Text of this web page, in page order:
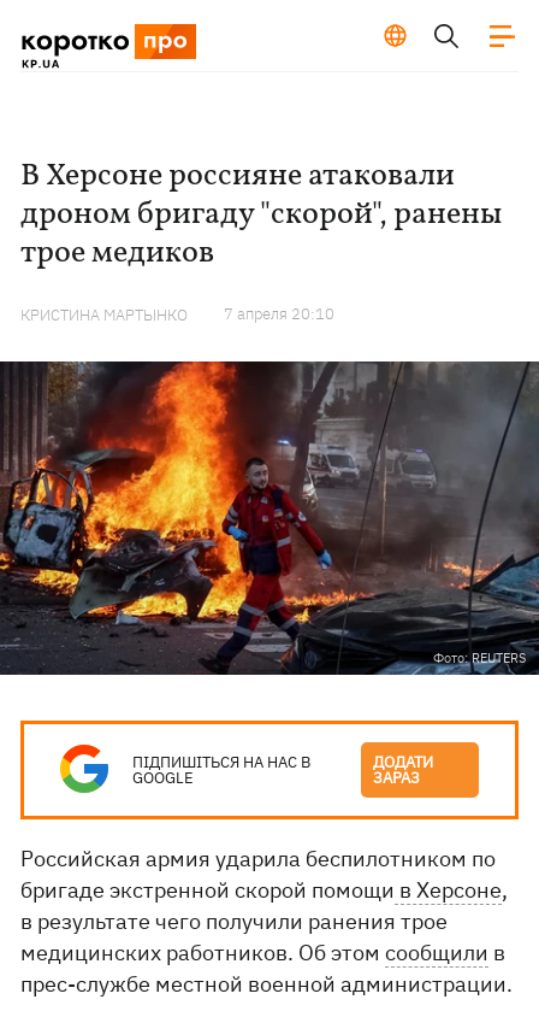
В Херсоне россияне атаковали
дроном бригаду "скорой", ранены
трое медиков
КРИСТИНА МАРТЫНКО 7 апреля 20:10
Фото: REUTERS
ПІДПИШІТЬСЯ НА НАС В
GOOGLE
ДОДАТИ
ЗАРАЗ
Российская армия ударила беспилотником по
бригаде экстренной скорой помощи в Херсоне,
в результате чего получили ранения трое
медицинских работников. Об этомсообщили в
прес-службе местной военной администрации.